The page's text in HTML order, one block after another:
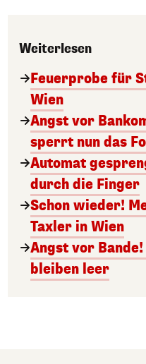
Weiterlesen
Feuerprobe für
Wien
Angst vor
sperrt nun das
Automat
durch die Finger
Schon wieder!
Taxler in Wien
Angst vor
bleiben leer